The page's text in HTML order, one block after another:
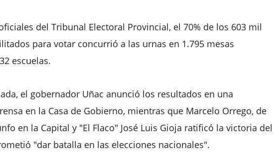
del Tribunal Electoral Provincial, el 70% de los 603 mil
para votar concurrió a las urnas en 1.795 mesas
escuelas.
el gobernador Uñac anunció los resultados en una
en la Casa de Gobierno, mientras que Marcelo Orrego, de
en la Capital y "El Flaco" José Luis Gioja ratificó la victoria del
"dar batalla en las elecciones nacionales".